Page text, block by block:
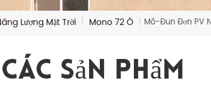
Lượng Mặt Trời | Mono 72 Ô | Mô-Đun Đơn PV
Các Sản Phẩm